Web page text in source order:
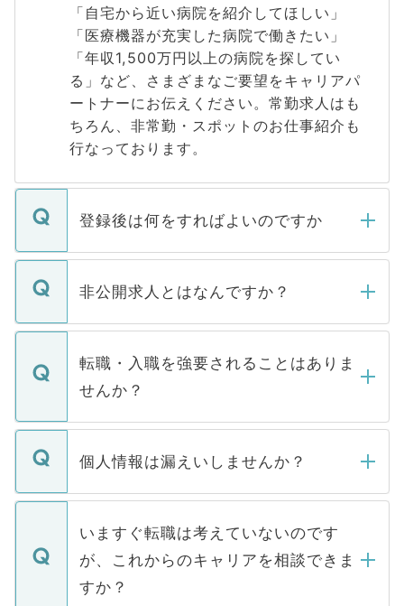
「自宅から近い病院を紹介してほしい」
「医療機器が充実した病院で働きたい」
「年収1,500万円以上の病院を探してい
る」など、さまざまなご要望をキャリアパ
ートナーにお伝えください。常勤求人はも
ちろん、非常勤・スポットのお仕事紹介も
行なっております。
登録後は何をすればよいのですか
ご登録いただきましたら、弊社担当者がご
登録内容を確認し、その後メールもしくは
ます。通常、5営業日以内にはご連絡をせて
いただきますので、しばらくお待ちくださ
い。
非公開求人とはなんですか？
マイナビDOCTORで取り扱っている求人の
うち約3割は、Webサイトからご覧いただ
けない「非公開求人」です。非公開求人は
下記の理由によって、一般には公開してい
ません。
■応募殺到を避けるため 人気のある医療機
関を公にしてしまうと、応募が殺到する場
に、医療機関が求める条件に合った人材の
みを人材紹介会社に依頼するケースが増え
ています。
転職・入職を強要されることはありま
せんか？
転職・入職を強要することは一切ありませ
ん。また、仮に応募先から内定をいただい
定を承諾する必要はありません。内定先へ
の辞退の連絡はキャリアパートナーが行い
ますので、ご安心ください。
個人情報は漏えいしませんか？
個人情報が漏えいすることはありませんの
で、ご安心ください。当サイトからの登録
などで収集したご登録者様の個人情報は、
ご本人のキャリアアップおよび転職活動の
支援を目的に使用いたします。お預かりし
いますぐ転職は考えていないのです
が、これからのキャリアを相談できま
すか？